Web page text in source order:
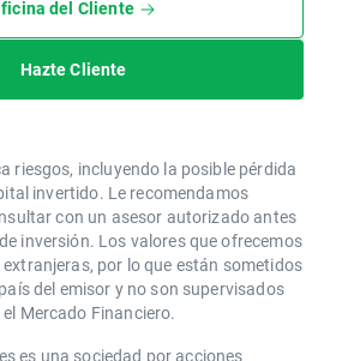
del Cliente
Hazte Cliente
riesgos, incluyendo la posible pérdida
invertido. Le recomendamos
con un asesor autorizado antes
inversión. Los valores que ofrecemos
por lo que están sometidos
del emisor y no son supervisados
Mercado Financiero.
es una sociedad por acciones